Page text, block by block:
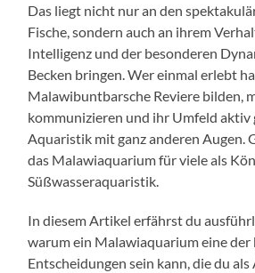
Das liegt nicht nur an den
Fische, sondern auch an ihrem
Intelligenz und der besonderen
Becken bringen. Wer einmal erlebt
Malawibuntbarsche Reviere bilden,
kommunizieren und ihr Umfeld aktiv
Aquaristik mit ganz anderen Augen.
das Malawiaquarium für viele als
Süßwasseraquaristik.
In diesem Artikel erfährst du
warum ein Malawiaquarium eine der
Entscheidungen sein kann, die du